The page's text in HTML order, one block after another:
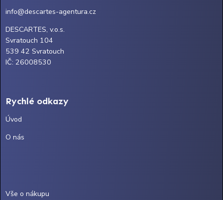
info@descartes-agentura.cz
DESCARTES, v.o.s.
Svratouch 104
539 42 Svratouch
IČ: 26008530
Rychlé odkazy
Úvod
O nás
Vše o nákupu